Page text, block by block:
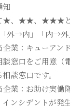
知
★、★★、★★★と
外→内」「内→外
業：キューアン
窓口をご用意（
談窓口です。
業：お助け実働
インシデントが